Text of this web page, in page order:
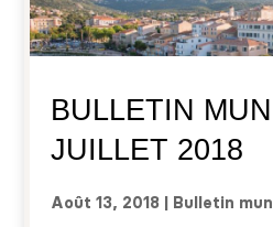
BULLETIN
JUILLET 2018
Août 13, 2018 Bulletin